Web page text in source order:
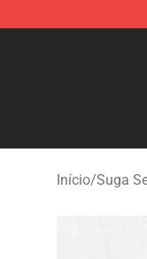
Suga Sean
Início/Suga